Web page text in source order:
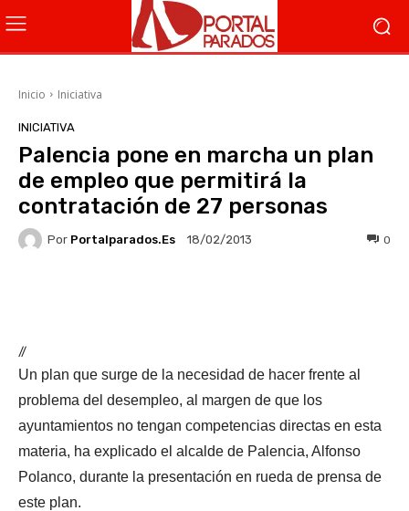
Inicio Iniciativa
INICIATIVA
Palencia pone en marcha un plan
de empleo que permitirá la
contratación de 27 personas
Por Portalparados.es 18/02/2013 0
//
Un plan que surge de la necesidad de hacer frente al
problema del desempleo, al margen de que los
ayuntamientos no tengan competencias directas en esta
materia, ha explicado el alcalde de Palencia, Alfonso
Polanco, durante la presentación en rueda de prensa de
este plan.